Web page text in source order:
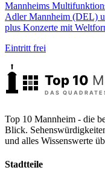
Mannheims
Adler Mannheim (DEL)
plus Konzerte mit
Eintritt frei
Top 10 Mannheim - die
Blick.
und alles Wissenswerte
Stadtteile